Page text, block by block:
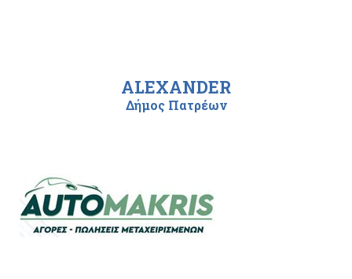
ALEXANDER
Δήμος Πατρέων